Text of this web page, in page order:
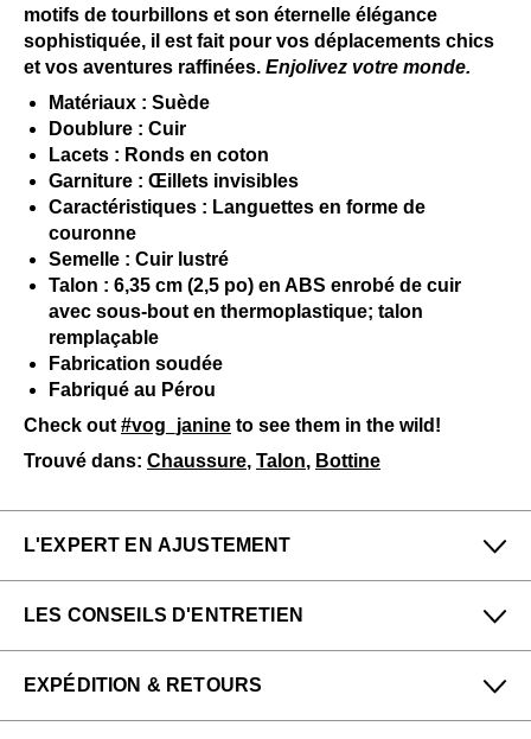
motifs de tourbillons et son éternelle élégance
sophistiquée, il est fait pour vos déplacements chics
et vos aventures raffinées. Enjolivez votre monde.
Matériaux : Suède
Doublure : Cuir
Lacets : Ronds en coton
Garniture : Œillets invisibles
Caractéristiques : Languettes en forme de
couronne
Semelle : Cuir lustré
Talon : 6,35 cm (2,5 po) en ABS enrobé de cuir
avec sous-bout en thermoplastique; talon
remplaçable
Fabrication soudée
Fabriqué au Pérou
Check out #vog_janine to see them in the wild!
Trouvé dans: Chaussure, Talon, Bottine
L'EXPERT EN AJUSTEMENT
Denny & Felicia de notre boutique San Francisco
(Haight) dit :
LES CONSEILS D'ENTRETIEN
qui suitrégulièrement:
Toutes les protections en aérosol
EXPÉDITION & RETOURS